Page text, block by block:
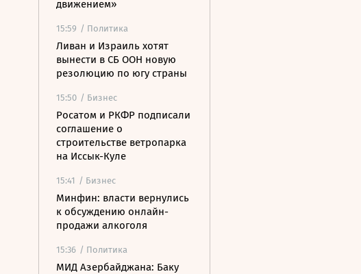
движением»
15:59 / Политика
Ливан и Израиль хотят
вынести в СБ ООН новую
резолюцию по югу страны
15:50 / Бизнес
Росатом и РКФР подписали
соглашение о
строительстве ветропарка
на Иссык-Куле
15:41 / Бизнес
Минфин: власти вернулись
к обсуждению онлайн-
продажи алкоголя
15:36 / Политика
МИД Азербайджана: Баку